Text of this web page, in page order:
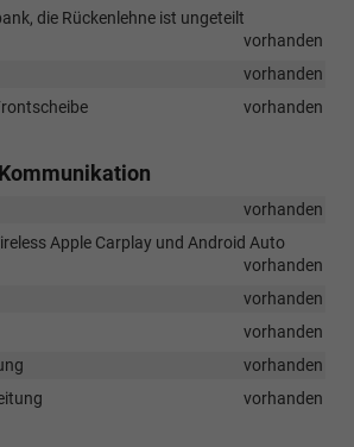
die Rückenlehne ist ungeteilt
vorhanden
vorhanden
vorhanden
vorhanden
Apple Carplay und Android Auto
vorhanden
vorhanden
vorhanden
vorhanden
vorhanden